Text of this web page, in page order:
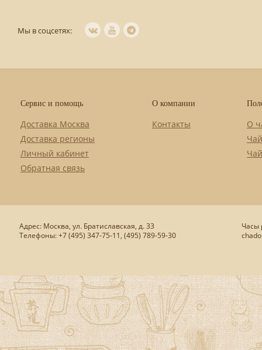
Мы в соцсетях:
Сервис и помощь
Доставка Москва
Доставка регионы
Личный кабинет
Обратная связь
О компании
Контакты
О
Адрес: Москва, ул. Братиславская, д. 33
Телефоны: +7 (495) 347-75-11, (495) 789-59-30
Часы